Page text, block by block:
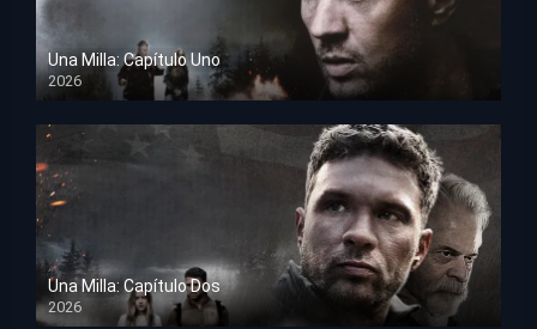
Una Milla: Capítulo Uno
2026
HD 1080p
Una Milla: Capítulo Dos
2026
HD 1080p